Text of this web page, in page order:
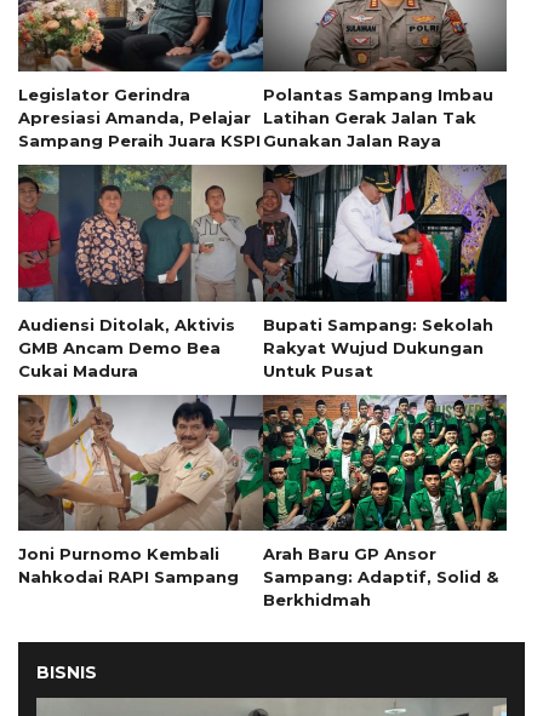
Legislator Gerindra
Apresiasi Amanda, Pelajar
Sampang Peraih Juara KSPI
Polantas Sampang Imbau
Latihan Gerak Jalan Tak
Gunakan Jalan Raya
Audiensi Ditolak, Aktivis
GMB Ancam Demo Bea
Cukai Madura
Bupati Sampang: Sekolah
Rakyat Wujud Dukungan
Untuk Pusat
Joni Purnomo Kembali
Nahkodai RAPI Sampang
Arah Baru GP Ansor
Sampang: Adaptif, Solid &
Berkhidmah
BISNIS